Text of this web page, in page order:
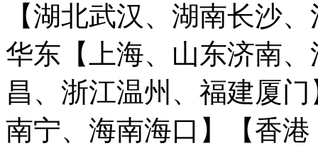
【湖北武汉、湖南长沙
华东【上海、山东济南
昌、浙江温州、福建厦门
南宁、海南海口】
【香